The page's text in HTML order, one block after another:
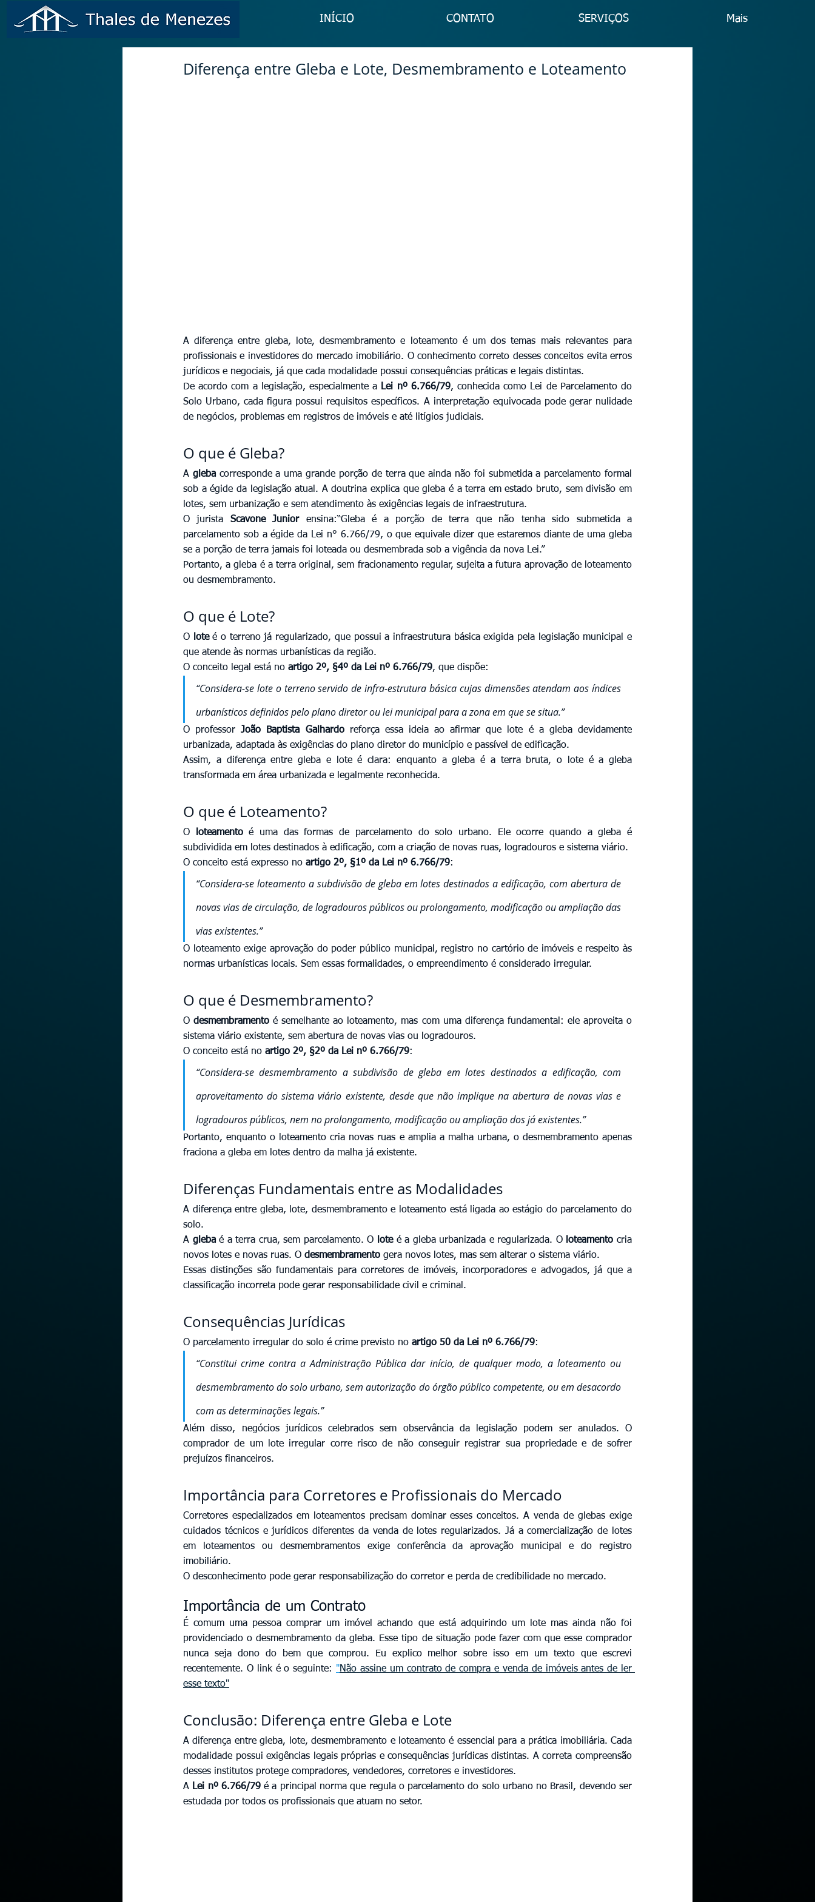
INÍCIO CONTATO SERVIÇOS Mais
Diferença entre Gleba e Lote, Desmembramento e Loteamento
A diferença entre gleba, lote, desmembramento e loteamento é um dos temas mais relevantes para
profissionais e investidores do mercado imobiliário. O conhecimento correto desses conceitos evita erros
jurídicos e negociais, já que cada modalidade possui consequências práticas e legais distintas.
De acordo com a legislação, especialmente a Lei nº 6.766/79, conhecida como Lei de Parcelamento do
Solo Urbano, cada figura possui requisitos específicos. A interpretação equivocada pode gerar nulidade
de negócios, problemas em registros de imóveis e até litígios judiciais.
O que é Gleba?
A gleba corresponde a uma grande porção de terra que ainda não foi submetida a parcelamento formal
sob a égide da legislação atual. A doutrina explica que gleba é a terra em estado bruto, sem divisão em
lotes, sem urbanização e sem atendimento às exigências legais de infraestrutura.
O jurista Scavone Junior ensina:“Gleba é a porção de terra que não tenha sido submetida a
parcelamento sob a égide da Lei n° 6.766/79, o que equivale dizer que estaremos diante de uma gleba
se a porção de terra jamais foi loteada ou desmembrada sob a vigência da nova Lei.”
Portanto, a gleba é a terra original, sem fracionamento regular, sujeita a futura aprovação de loteamento
ou desmembramento.
O que é Lote?
O lote é o terreno já regularizado, que possui a infraestrutura básica exigida pela legislação municipal e
que atende às normas urbanísticas da região.
O conceito legal está no artigo 2º, §4º da Lei nº 6.766/79, que dispõe:
“Considera-se lote o terreno servido de infra-estrutura básica cujas dimensões atendam aos índices
urbanísticos definidos pelo plano diretor ou lei municipal para a zona em que se situa.”
O professor João Baptista Galhardo reforça essa ideia ao afirmar que lote é a gleba devidamente
urbanizada, adaptada às exigências do plano diretor do município e passível de edificação.
Assim, a diferença entre gleba e lote é clara: enquanto a gleba é a terra bruta, o lote é a gleba
transformada em área urbanizada e legalmente reconhecida.
O que é Loteamento?
O loteamento é uma das formas de parcelamento do solo urbano. Ele ocorre quando a gleba é
subdividida em lotes destinados à edificação, com a criação de novas ruas, logradouros e sistema viário.
O conceito está expresso no artigo 2º, §1º da Lei nº 6.766/79:
“Considera-se loteamento a subdivisão de gleba em lotes destinados a edificação, com abertura de
novas vias de circulação, de logradouros públicos ou prolongamento, modificação ou ampliação das
vias existentes.”
O loteamento exige aprovação do poder público municipal, registro no cartório de imóveis e respeito às
normas urbanísticas locais. Sem essas formalidades, o empreendimento é considerado irregular.
O que é Desmembramento?
O desmembramento é semelhante ao loteamento, mas com uma diferença fundamental: ele aproveita o
sistema viário existente, sem abertura de novas vias ou logradouros.
O conceito está no artigo 2º, §2º da Lei nº 6.766/79:
“Considera-se desmembramento a subdivisão de gleba em lotes destinados a edificação, com
aproveitamento do sistema viário existente, desde que não implique na abertura de novas vias e
logradouros públicos, nem no prolongamento, modificação ou ampliação dos já existentes.”
Portanto, enquanto o loteamento cria novas ruas e amplia a malha urbana, o desmembramento apenas
fraciona a gleba em lotes dentro da malha já existente.
Diferenças Fundamentais entre as Modalidades
A diferença entre gleba, lote, desmembramento e loteamento está ligada ao estágio do parcelamento do
solo.
A gleba é a terra crua, sem parcelamento. O lote é a gleba urbanizada e regularizada. O loteamento cria
novos lotes e novas ruas. O desmembramento gera novos lotes, mas sem alterar o sistema viário.
Essas distinções são fundamentais para corretores de imóveis, incorporadores e advogados, já que a
classificação incorreta pode gerar responsabilidade civil e criminal.
Consequências Jurídicas
O parcelamento irregular do solo é crime previsto no artigo 50 da Lei nº 6.766/79:
“Constitui crime contra a Administração Pública dar início, de qualquer modo, a loteamento ou
desmembramento do solo urbano, sem autorização do órgão público competente, ou em desacordo
com as determinações legais.”
Além disso, negócios jurídicos celebrados sem observância da legislação podem ser anulados. O
comprador de um lote irregular corre risco de não conseguir registrar sua propriedade e de sofrer
prejuízos financeiros.
Importância para Corretores e Profissionais do Mercado
Corretores especializados em loteamentos precisam dominar esses conceitos. A venda de glebas exige
cuidados técnicos e jurídicos diferentes da venda de lotes regularizados. Já a comercialização de lotes
em loteamentos ou desmembramentos exige conferência da aprovação municipal e do registro
imobiliário.
O desconhecimento pode gerar responsabilização do corretor e perda de credibilidade no mercado.
Importância de um Contrato
É comum uma pessoa comprar um imóvel achando que está adquirindo um lote mas ainda não foi
providenciado o desmembramento da gleba. Esse tipo de situação pode fazer com que esse comprador
nunca seja dono do bem que comprou. Eu explico melhor sobre isso em um texto que escrevi
recentemente. O link é o seguinte: "Não assine um contrato de compra e venda de imóveis antes de ler
esse texto"
Conclusão: Diferença entre Gleba e Lote
A diferença entre gleba, lote, desmembramento e loteamento é essencial para a prática imobiliária. Cada
modalidade possui exigências legais próprias e consequências jurídicas distintas. A correta compreensão
desses institutos protege compradores, vendedores, corretores e investidores.
A Lei nº 6.766/79 é a principal norma que regula o parcelamento do solo urbano no Brasil, devendo ser
estudada por todos os profissionais que atuam no setor.